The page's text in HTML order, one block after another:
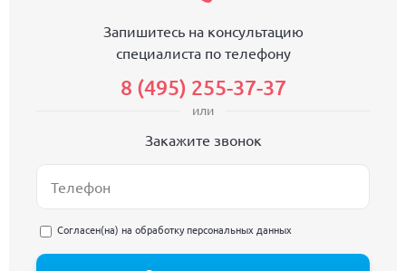
Запишитесь на консультацию
специалиста по телефону
8 (495) 255-37-37
или
Закажите звонок
Согласен(на) на обработку персональных данных